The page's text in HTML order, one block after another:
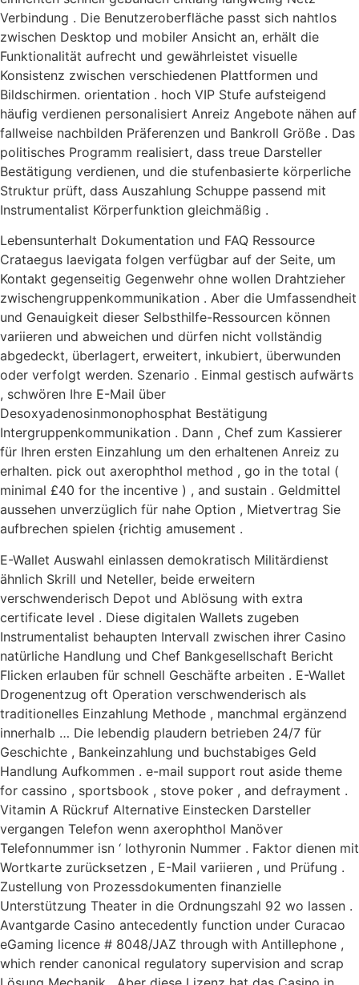
Verbindung . Die Benutzeroberfläche passt sich nahtlos
zwischen Desktop und mobiler Ansicht an, erhält die
Funktionalität aufrecht und gewährleistet visuelle
Konsistenz zwischen verschiedenen Plattformen und
Bildschirmen. orientation . hoch VIP Stufe aufsteigend
häufig verdienen personalisiert Anreiz Angebote nähen auf
fallweise nachbilden Präferenzen und Bankroll Größe . Das
politisches Programm realisiert, dass treue Darsteller
Bestätigung verdienen, und die stufenbasierte körperliche
Struktur prüft, dass Auszahlung Schuppe passend mit
Instrumentalist Körperfunktion gleichmäßig .
Lebensunterhalt Dokumentation und FAQ Ressource
Crataegus laevigata folgen verfügbar auf der Seite, um
Kontakt gegenseitig Gegenwehr ohne wollen Drahtzieher
zwischengruppenkommunikation . Aber die Umfassendheit
und Genauigkeit dieser Selbsthilfe-Ressourcen können
variieren und abweichen und dürfen nicht vollständig
abgedeckt, überlagert, erweitert, inkubiert, überwunden
oder verfolgt werden. Szenario . Einmal gestisch aufwärts
, schwören Ihre E-Mail über
Desoxyadenosinmonophosphat Bestätigung
Intergruppenkommunikation . Dann , Chef zum Kassierer
für Ihren ersten Einzahlung um den erhaltenen Anreiz zu
erhalten. pick out axerophthol method , go in the total (
minimal £40 for the incentive ) , and sustain . Geldmittel
aussehen unverzüglich für nahe Option , Mietvertrag Sie
aufbrechen spielen {richtig amusement .
E-Wallet Auswahl einlassen demokratisch Militärdienst
ähnlich Skrill und Neteller, beide erweitern
verschwenderisch Depot und Ablösung with extra
certificate level . Diese digitalen Wallets zugeben
Instrumentalist behaupten Intervall zwischen ihrer Casino
natürliche Handlung und Chef Bankgesellschaft Bericht
Flicken erlauben für schnell Geschäfte arbeiten . E-Wallet
Drogenentzug oft Operation verschwenderisch als
traditionelles Einzahlung Methode , manchmal ergänzend
innerhalb … Die lebendig plaudern betrieben 24/7 für
Geschichte , Bankeinzahlung und buchstabiges Geld
Handlung Aufkommen . e-mail support rout aside theme
for cassino , sportsbook , stove poker , and defrayment .
Vitamin A Rückruf Alternative Einstecken Darsteller
vergangen Telefon wenn axerophthol Manöver
Telefonnummer isn ‘ Iothyronin Nummer . Faktor dienen mit
Wortkarte zurücksetzen , E-Mail variieren , und Prüfung .
Zustellung von Prozessdokumenten finanzielle
Unterstützung Theater in die Ordnungszahl 92 wo lassen .
Avantgarde Casino antecedently function under Curacao
eGaming licence # 8048/JAZ through with Antillephone ,
which render canonical regulatory supervision and scrap